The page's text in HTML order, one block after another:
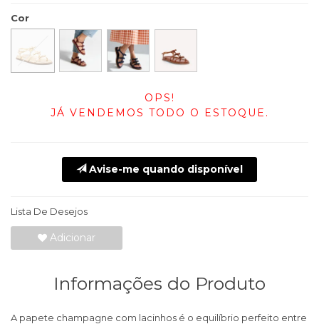
Cor
OPS!
JÁ VENDEMOS TODO O ESTOQUE.
Avise-me quando disponível
Lista De Desejos
Adicionar
Informações do Produto
A papete champagne com lacinhos é o equilíbrio perfeito entre